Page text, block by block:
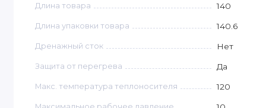
сантехники. Со стандартным резьбовым
при котором требуется замена всего теплообменника.
Прочный корпус.
Корпус конвектора сделан из оцинкованной стали
Длина товара 140
Длина упаковки товара 140.6
Дренажный сток Нет
Защита от перегрева Да
Макс. температура теплоносителя 120